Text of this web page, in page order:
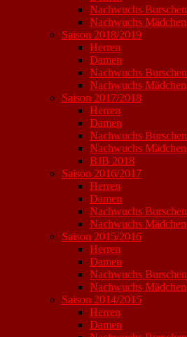
Nachwuchs Burschen
Nachwuchs Mädchen
Saison 2018/2019
Herren
Damen
Nachwuchs Burschen
Nachwuchs Mädchen
Saison 2017/2018
Herren
Damen
Nachwuchs Burschen
Nachwuchs Mädchen
BJB 2018
Saison 2016/2017
Herren
Damen
Nachwuchs Burschen
Nachwuchs Mädchen
Saison 2015/2016
Herren
Damen
Nachwuchs Burschen
Nachwuchs Mädchen
Saison 2014/2015
Herren
Damen